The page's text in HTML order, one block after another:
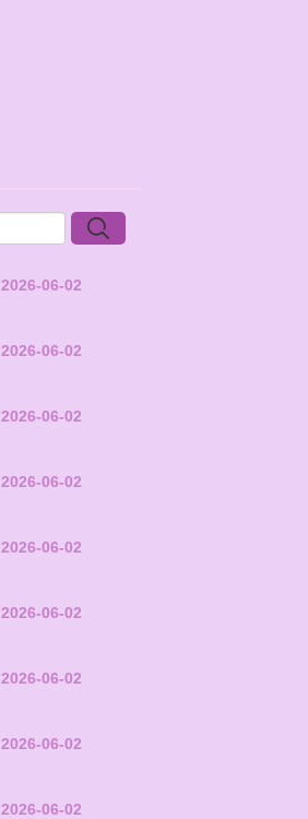
2026-06-02
2026-06-02
2026-06-02
2026-06-02
2026-06-02
2026-06-02
2026-06-02
2026-06-02
2026-06-02